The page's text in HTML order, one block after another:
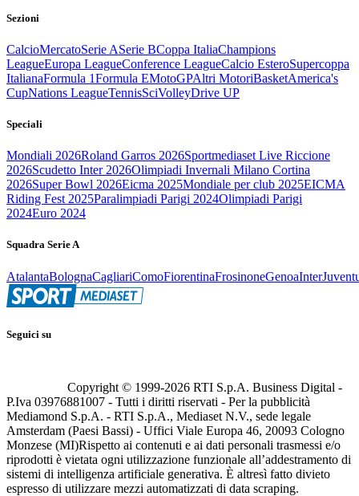
Sezioni
CalcioMercatoSerie ASerie BCoppa ItaliaChampions
LeagueEuropa LeagueConference LeagueCalcio EsteroSupercoppa
ItalianaFormula 1Formula EMotoGPAltri MotoriBasketAmerica's
CupNations LeagueTennisSciVolleyDrive UP
Speciali
Mondiali 2026Roland Garros 2026Sportmediaset Live Riccione
2026Scudetto Inter 2026Olimpiadi Invernali Milano Cortina
2026Super Bowl 2026Eicma 2025Mondiale per club 2025EICMA
Riding Fest 2025Paralimpiadi Parigi 2024Olimpiadi Parigi
2024Euro 2024
Squadra Serie A
AtalantaBolognaCagliariComoFiorentinaFrosinoneGenoaInter
Seguici su
Copyright © 1999-2026 RTI S.p.A. Business Digital -
P.Iva 03976881007 - Tutti i diritti riservati - Per la pubblicità
Mediamond S.p.A. - RTI S.p.A., Mediaset N.V., sede legale
Amsterdam (Paesi Bassi) - Uffici Viale Europa 46, 20093 Cologno
Monzese (MI)Rispetto ai contenuti e ai dati personali trasmessi e/o
riprodotti è vietata ogni utilizzazione funzionale all’addestramento di
sistemi di intelligenza artificiale generativa. È altresì fatto divieto
espresso di utilizzare mezzi automatizzati di data scraping.